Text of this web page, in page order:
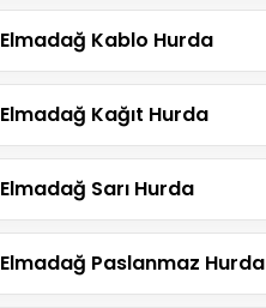
Elmadağ Kablo Hurda
Elmadağ Kağıt Hurda
Elmadağ Sarı Hurda
Elmadağ Paslanmaz Hurda